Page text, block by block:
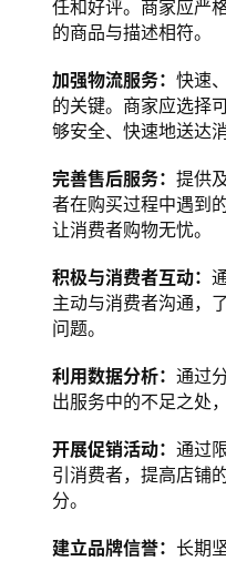
任和好评。商家应严
的商品与描述相符。
加强物流服务： 快速
的关键。商家应选择
够安全、快速地送达
完善售后服务： 提供
者在购买过程中遇到
让消费者购物无忧。
积极与消费者互动：
主动与消费者沟通，
问题。
利用数据分析： 通过
出服务中的不足之处
开展促销活动： 通过
引消费者，提高店铺
分。
建立品牌信誉： 长期